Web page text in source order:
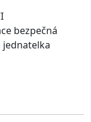
bezpečná
jednatelka